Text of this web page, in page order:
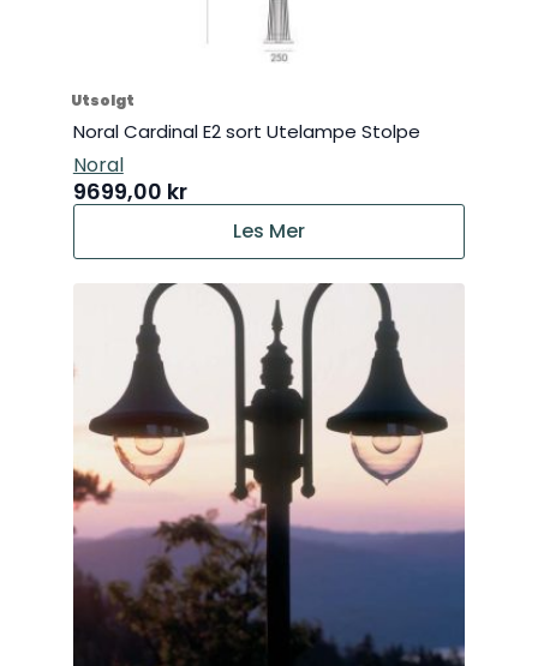
Utsolgt
Noral Cardinal E2 sort Utelampe Stolpe
Noral
9699,00 kr
Les Mer